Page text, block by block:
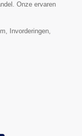
Onze ervaren
Invorderingen,